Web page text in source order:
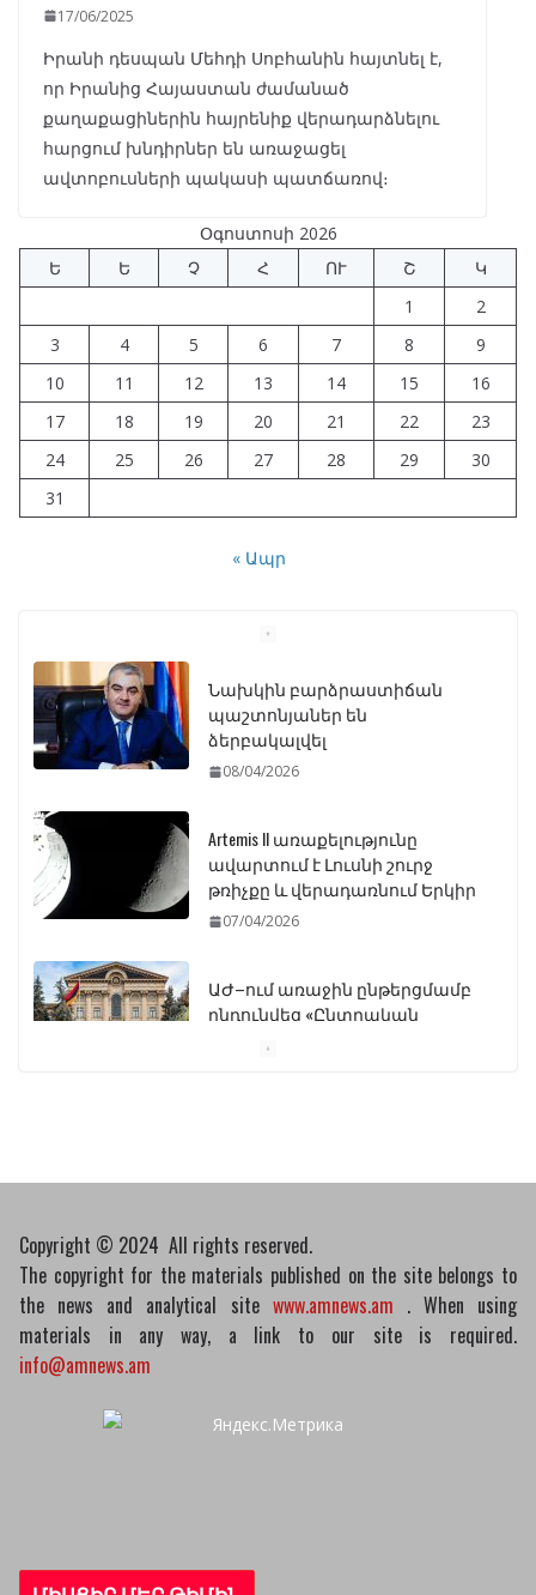
17/06/2025
Իրանի դեսպան Մեհդի Սոբհանին հայտնել է,
որ Իրանից Հայաստան ժամանած
քաղաքացիներին հայրենիք վերադարձնելու
հարցում խնդիրներ են առաջացել
ավտոբուսների պակասի պատճառով։
Օգոստոսի 2026
Ե
Ե Չ Հ ՈՒ Շ
Կ
1
2
3
4 5 6 7 8
9
10
11 12 13 14 15
16
17
18 19 20 21 22
23
24
25 26 27 28 29
30
31
« Ապր
Նախկին բարձրաստիճան
պաշտոնյաներ են
ձերբակալվել
08/04/2026
Artemis II առաքելությունը
ավարտում է Լուսնի շուրջ
թռիչքը և վերադառնում Երկիր
07/04/2026
ԱԺ–ում առաջին ընթերցմամբ
ընդունվեց «Ընտրական
կբողոքարկի Գարեգին
սահմանափակման
վերացման որոշումը
13/04/2026
Copyright © 2024 All rights reserved.
The copyright for the materials published on the site belongs to
the news and analytical site www.amnews.am . When using
materials in any way, a link to our site is required.
info@amnews.am